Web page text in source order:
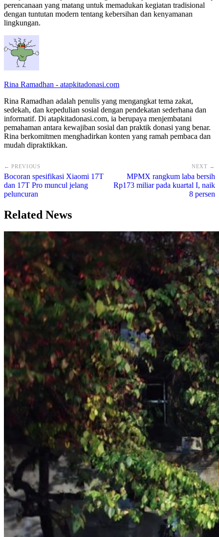
perencanaan yang matang untuk memadukan kegiatan tradisional
dengan tuntutan modern tentang kebersihan dan kenyamanan
lingkungan.
Rina Ramadhan - atapkitadonasi.com
Rina Ramadhan adalah penulis yang mengangkat tema zakat,
sedekah, dan kepedulian sosial dengan pendekatan sederhana dan
informatif. Di atapkitadonasi.com, ia berupaya menjembatani
pemahaman antara kewajiban sosial dan praktik donasi yang benar.
Rina berkomitmen menghadirkan konten yang ramah pembaca dan
mudah dipraktikkan.
← PREVIOUS
Bocoran spesifikasi Xiaomi 17T
dan 17T Pro muncul jelang
peluncuran
NEXT →
MPMX rangkum laba bersih
Rp173 miliar pada kuartal I, naik
8 persen
Related News